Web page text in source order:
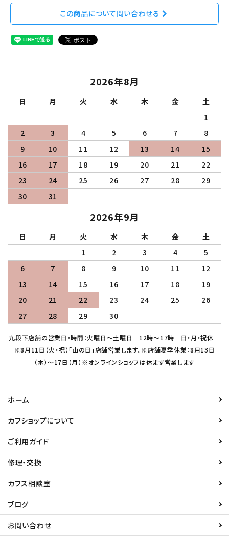
この商品について問い合わせる
2026年8月
日 月 火 水 木 金
土
1
2
3 4 5 6 7
8
9
10 11 12 13 14
15
16
17 18 19 20 21
22
23
24 25 26 27 28
29
30
31
2026年9月
日 月 火 水 木 金
土
1
2 3 4
5
6
7 8 9 10 11
12
13
14 15 16 17 18
19
20
21 22 23 24 25
26
27
28 29 30
九段下店舗の営業日・時間：火曜日～土曜日 12時～17時 日・月・祝休
※8月11日（火・祝）「山の日」店舗営業します。※店舗夏季休業：8月13日
（木）～17日（月）※オンラインショップは休まず営業します
ホーム
カフショップについて
ご利用ガイド
修理・交換
カフス相談室
ブログ
お問い合わせ